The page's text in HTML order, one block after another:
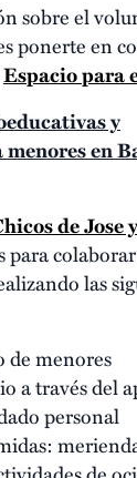
sobre el
ponerte en
Espacio para
y
en
de Jose
las
de menores
a través del
personal